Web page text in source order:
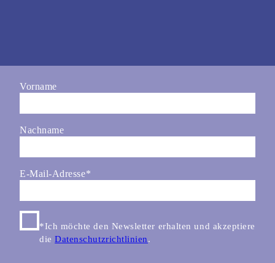
Vorname
Nachname
E-Mail-Adresse*
*Ich möchte den Newsletter erhalten und akzeptiere
dieDatenschutzrichtlinien.